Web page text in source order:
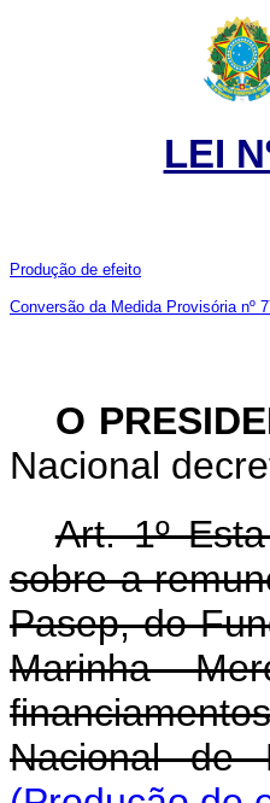
LEI
Produção de efeito
Conversão da Medida Provisória nº
O
Nacional
Art. 1º
sobre a
Pasep, do
Marinha
Nacional de